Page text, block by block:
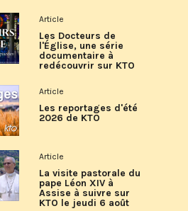
Article
Les Docteurs de
l'Église, une série
documentaire à
redécouvrir sur KTO
Article
Les reportages d'été
2026 de KTO
Article
La visite pastorale du
pape Léon XIV à
Assise à suivre sur
KTO le jeudi 6 août